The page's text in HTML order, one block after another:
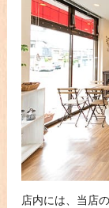
店内には、当店